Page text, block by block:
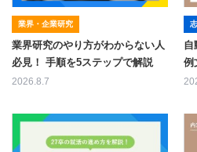
業界・企業研究
業界研究のやり方がわからない人
必見！ 手順を5ステップで解説
2026.8.7
自
例